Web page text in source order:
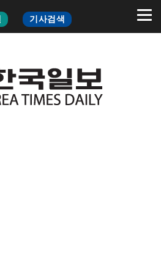
기사검색